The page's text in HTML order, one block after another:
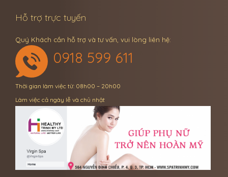
Hỗ trợ trực tuyến
Quý Khách cần hỗ trợ và tư vấn, vui lòng liên hệ:
0918 599 611
Thời gian làm việc từ: 08h00 – 20h00
Làm việc cả ngày lễ và chủ nhật